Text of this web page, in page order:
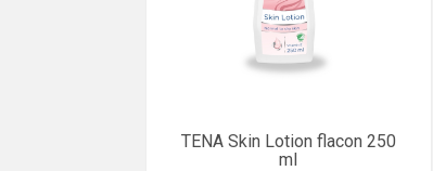
TENA Skin Lotion flacon 250
ml